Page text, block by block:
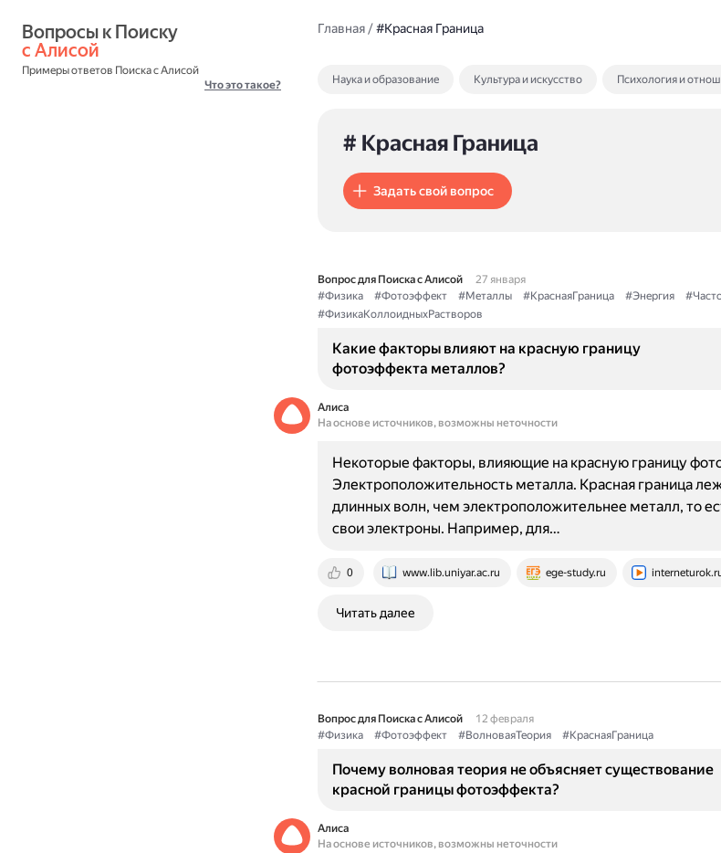
с Алисой
Примеры ответов Поиска с Алисой
Что это такое?
Главная/#Красная Граница
Наука и образование Культура и искусство Психология и
# Красная Граница
Задать свой вопрос
Вопрос для Поиска с Алисой
27 января
#Физика
#Фотоэффект #Металлы #КраснаяГраница #Энергия
#ФизикаКоллоидныхРастворов
Какие факторы влияют на красную границу
фотоэффекта металлов?
Алиса
На основе источников, возможны неточности
0 www.lib.uniyar.ac.ru ege-study.ru
Некоторые факторы, влияющие на красную границу
Электроположительность металла. Красная граница
длинных волн, чем электроположительнее металл, то
свои электроны. Например, для…
Читать далее
Вопрос для Поиска с Алисой
12 февраля
#Физика
#Фотоэффект #ВолноваяТеория #КраснаяГраница
Почему волновая теория не объясняет существование
красной границы фотоэффекта?
Алиса
На основе источников, возможны неточности